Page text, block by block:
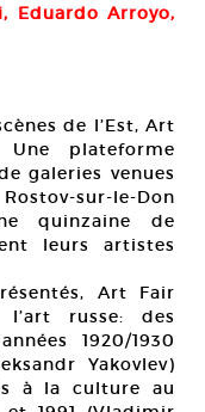
Eduardo Arroyo,
de l’Est, Art
plateforme
galeries venues
sur-le-Don
quinzaine de
leurs artistes
Art Fair
russe: des
1920/1930
Yakovlev)
à la culture au